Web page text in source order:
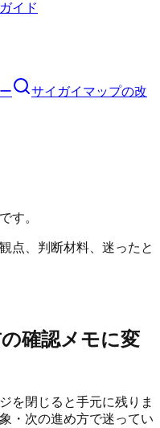
イド
サイガイマップの改
す。
点、判断材料、迷ったと
確認メモに変
を閉じると手元に残りま
・次の進め方で迷ってい